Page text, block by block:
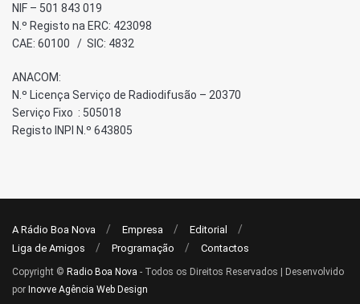
NIF – 501 843 019
N.º Registo na ERC: 423098
CAE: 60100 / SIC: 4832
ANACOM:
N.º Licença Serviço de Radiodifusão – 20370
Serviço Fixo : 505018
Registo INPI N.º 643805
A Rádio Boa Nova Empresa
Editorial
Liga de Amigos
Programação Contactos
Copyright © Radio Boa Nova - Todos os Direitos Reservados | Desenvolvido
por Inovve Agência Web Design